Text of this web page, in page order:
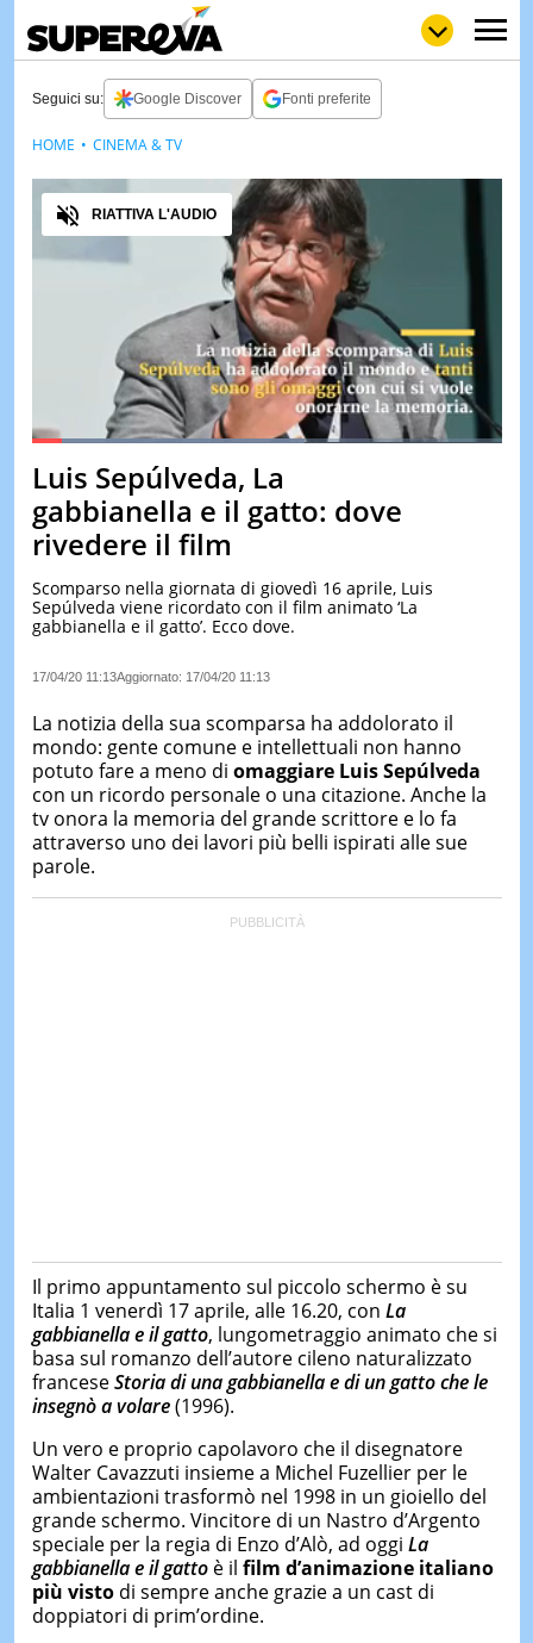
LOLGULP
LOVENEWS
& TV
QUIZ
&
TEST
Seguici su: Google Discover Fonti preferite
PauseUnmute
Loaded:58.02%
Audio
RIATTIVA L'AUDIO
Luis Sepúlveda, La
gabbianella e il gatto: dove
rivedere il film
Scomparso nella giornata di giovedì 16 aprile, Luis
Sepúlveda viene ricordato con il film animato ‘La
gabbianella e il gatto’. Ecco dove.
17/04/20 11:13Aggiornato: 17/04/20 11:13
HOME CINEMA & TV
La notizia della sua scomparsa ha addolorato il
mondo: gente comune e intellettuali non hanno
potuto fare a meno di omaggiare Luis Sepúlveda
con un ricordo personale o una citazione. Anche la
tv onora la memoria del grande scrittore e lo fa
attraverso uno dei lavori più belli ispirati alle sue
parole.
Il primo appuntamento sul piccolo schermo è su
Italia 1 venerdì 17 aprile, alle 16.20, con La
gabbianella e il gatto, lungometraggio animato che si
basa sul romanzo dell’autore cileno naturalizzato
franceseStoria di una gabbianella e di un gatto che le
insegnò a volare(1996).
Un vero e proprio capolavoro che il disegnatore
Walter Cavazzuti insieme a Michel Fuzellier per le
ambientazioni trasformò nel 1998 in un gioiello del
grande schermo. Vincitore di un Nastro d’Argento
speciale per la regia di Enzo d’Alò, ad oggi La
gabbianella e il gatto è il film d’animazione italiano
più vistodi sempre anche grazie a un cast di
doppiatori di prim’ordine.